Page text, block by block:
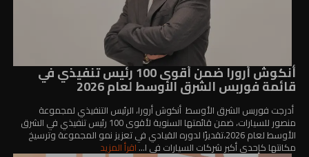
أنكوش أرورا ضمن أقوى 100 رئيس تنفيذي في
قائمة فوربس الشرق الأوسط لعام 2026
أدرجت فوربس الشرق الأوسط أنكوش أرورا، الرئيس التنفيذي لمجموعة
منصور للسيارات، ضمن قائمتها السنوية لأقوى 100 رئيس تنفيذي في الشرق
الأوسط لعام 2026،تقديرًا لدوره القيادي في تعزيز نمو المجموعة وترسيخ
مكانتها كإحدى أكبر شركات السيارات في ا...اقرأ المزيد